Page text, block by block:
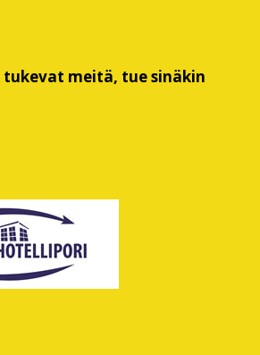
tukevat meitä, tue sinäkin